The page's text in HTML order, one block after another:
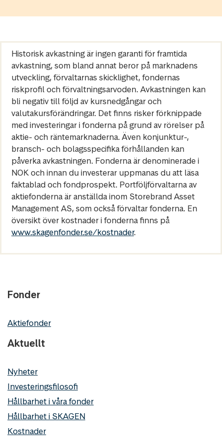
Historisk avkastning är ingen garanti för framtida
avkastning, som bland annat beror på marknadens
utveckling, förvaltarnas skicklighet, fondernas
riskprofil och förvaltningsarvoden. Avkastningen kan
bli negativ till följd av kursnedgångar och
valutakursförändringar. Det finns risker förknippade
med investeringar i fonderna på grund av rörelser på
aktie- och räntemarknaderna. Även konjunktur-,
bransch- och bolagsspecifika förhållanden kan
påverka avkastningen. Fonderna är denominerade i
NOK och innan du investerar uppmanas du att läsa
faktablad och fondprospekt. Portföljförvaltarna av
aktiefonderna är anställda inom Storebrand Asset
Management AS, som också förvaltar fonderna. En
översikt över kostnader i fonderna finns på
www.skagenfonder.se/kostnader.
Fonder
Aktiefonder
Aktuellt
Nyheter
Investeringsfilosofi
Hållbarhet i våra fonder
Hållbarhet i SKAGEN
Kostnader